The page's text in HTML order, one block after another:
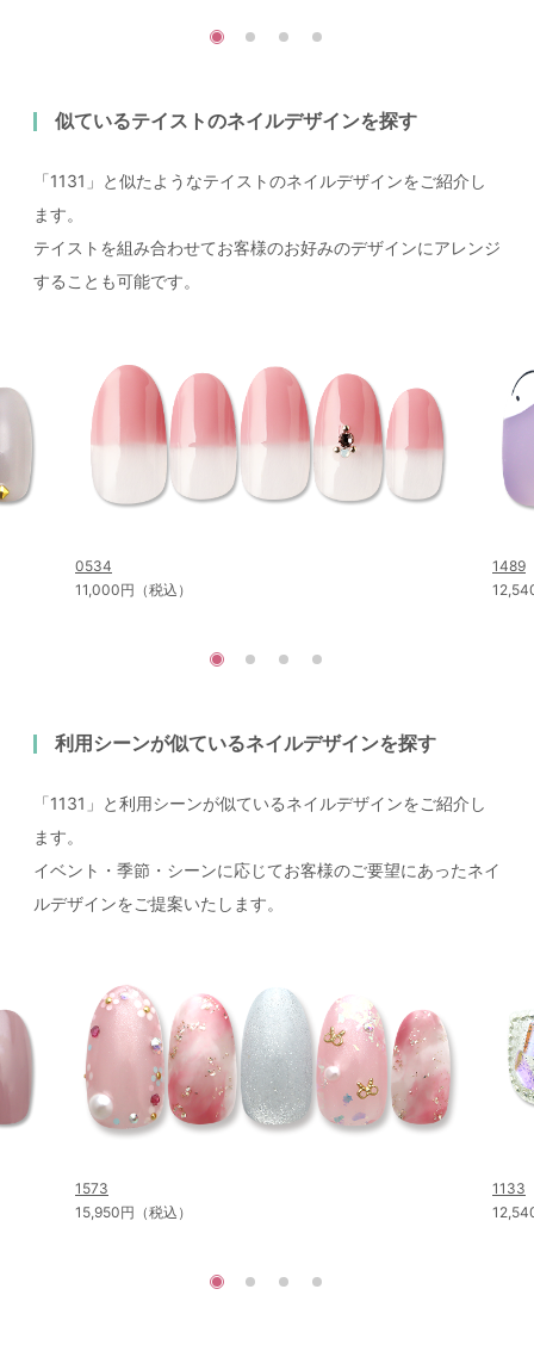
似ているテイストのネイルデザインを探す
「1131」と似たようなテイストのネイルデザインをご紹介し
ます。
テイストを組み合わせてお客様のお好みのデザインにアレンジ
することも可能です。
0534
11,000円（税込）
1489
利用シーンが似ているネイルデザインを探す
「1131」と利用シーンが似ているネイルデザインをご紹介し
ます。
イベント・季節・シーンに応じてお客様のご要望にあったネイ
ルデザインをご提案いたします。
1573
15,950円（税込）
1133